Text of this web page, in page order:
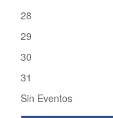
28
29
30
31
Sin Eventos